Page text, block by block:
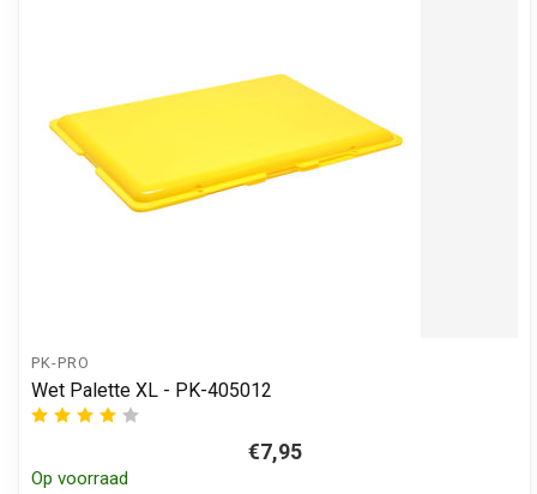
PK-PRO
Wet Palette XL - PK-405012
€7,95
Op voorraad